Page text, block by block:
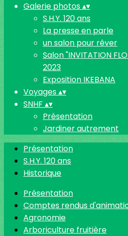
Galerie photos▴▾
S.H.Y. 120 ans
La presse en parle
un salon pour rêver
Salon "INVITATION
2023
Exposition IKEBANA
Voyages▴▾
SNHF ▴▾
Présentation
Jardiner autrement
Présentation
S.H.Y. 120 ans
Historique
Présentation
Comptes rendus
Agronomie
Arboriculture fruitière